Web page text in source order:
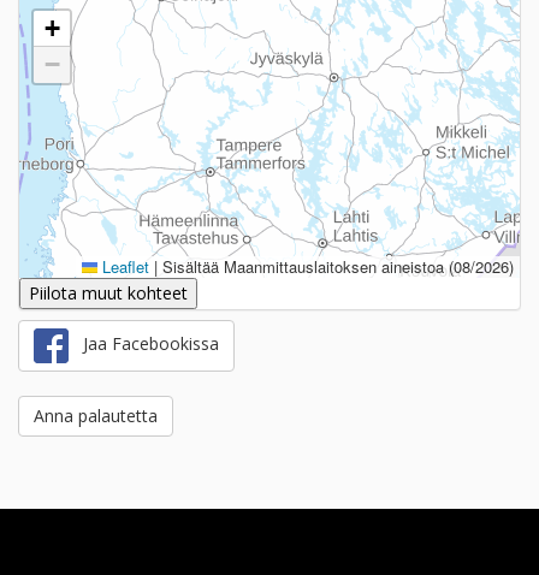
+
−
Leaflet | Sisältää Maanmittauslaitoksen aineistoa (08/2026)
Piilota muut kohteet
Jaa Facebookissa
Anna palautetta